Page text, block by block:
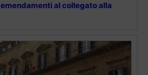
al collegato alla